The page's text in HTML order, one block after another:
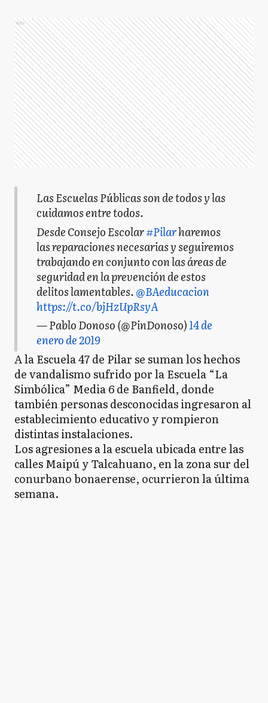
Ads
Las Escuelas Públicas son de todos y las
cuidamos entre todos.
Desde Consejo Escolar#Pilarharemos
las reparaciones necesarias y seguiremos
trabajando en conjunto con las áreas de
seguridad en la prevención de estos
delitos lamentables.@BAeducacion
https://t.co/bjHzUpRsyA
— Pablo Donoso (@PinDonoso)14 de
enero de 2019
A la Escuela 47 de Pilar se suman los hechos
de vandalismo sufrido por la Escuela “La
Simbólica” Media 6 de Banfield, donde
también personas desconocidas ingresaron al
establecimiento educativo y rompieron
distintas instalaciones.
Los agresiones a la escuela ubicada entre las
calles Maipú y Talcahuano, en la zona sur del
conurbano bonaerense, ocurrieron la última
semana.